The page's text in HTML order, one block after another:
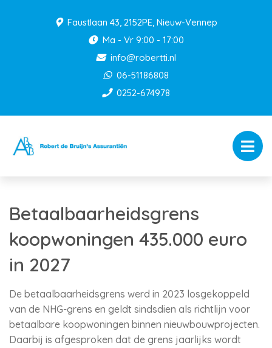
Faustlaan 43, 2152PE, Nieuw-Vennep
Ma - Vr 9:00 - 17:00
info@robertti.nl
06-51186808
0252-674978
Betaalbaarheidsgrens
koopwoningen 435.000 euro
in 2027
De betaalbaarheidsgrens werd in 2023 losgekoppeld
van de NHG-grens en geldt sindsdien als richtlijn voor
betaalbare koopwoningen binnen nieuwbouwprojecten.
Daarbij is afgesproken dat de grens jaarlijks wordt